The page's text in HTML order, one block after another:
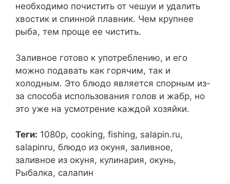
необходимо почистить от чешуи и удалить
хвостик и спинной плавник. Чем крупнее
рыба, тем проще ее чистить.
Заливное готово к употреблению, и его
можно подавать как горячим, так и
холодным. Это блюдо является спорным из-
за способа использования голов и жабр, но
это уже на усмотрение каждой хозяйки.
Теги: 1080p, cooking, fishing, salapin.ru,
salapinru, блюдо из окуня, заливное,
заливное из окуня, кулинария, окунь,
Рыбалка, салапин